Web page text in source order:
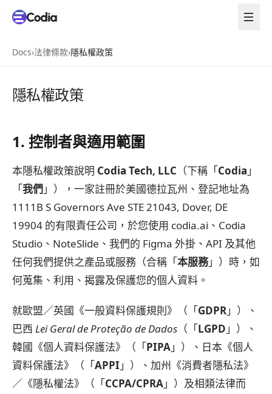
Docs›法律條款›隱私權政策
隱私權政策
1. 控制者與適用範圍
本隱私權政策說明 Codia Tech, LLC （下稱「Codia 」
「我們」），一家註冊於美國德拉瓦州、登記地址為
1111B S Governors Ave STE 21043, Dover, DE
19904 的有限責任公司，於您使用 codia.ai、Codia
Studio、NoteSlide、我們的 Figma 外掛、API 及其他
任何我們提供之產品或服務（合稱「本服務」）時，如
何蒐集、利用、揭露及保護您的個人資料。
就歐盟／英國《一般資料保護規則》（「GDPR」）、
巴西 Lei Geral de Proteção de Dados （「LGPD 」）、
韓國《個人資料保護法》（「PIPA」）、日本《個人
資料保護法》（「APPI 」）、加州《消費者隱私法》
／《隱私權法》（「CCPA/CPRA」）及相類法律而